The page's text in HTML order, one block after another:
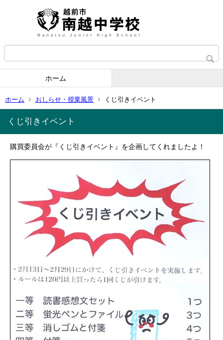
ホーム
ホーム おしらせ・授業風景 くじ引きイベント
くじ引きイベント
購買委員会が『くじ引きイベント』を企画してくれましたよ！